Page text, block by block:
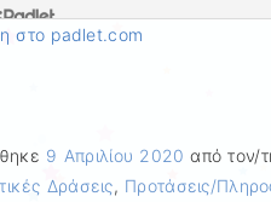
στο padlet.com
9 Απριλίου 2020 από τον/
Δράσεις, Προτάσεις/